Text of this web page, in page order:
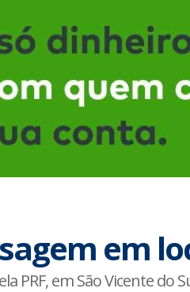
em
PRF, em São Vicente do